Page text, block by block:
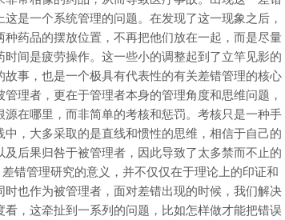
是一个系统管理的问题。在发现了这一现象之后，
药品的摆放位置，不再把他们放在一起，而是尽量
间是疲劳操作。这一些小的调整起到了立竿见影的
事，也是一个极具有代表性的有关差错管理的核心
理者，更在于管理者本身的管理角度和思维问题，
在哪里，而非简单的考核和惩罚。考核只是一种手
，大多采取的是直线和惯性的思维，相信于自己的
后果归咎于被管理者，因此导致了太多禁而不止的
错管理研究的意义，并不仅仅在于理论上的印证和
也作为被管理者，面对差错出现的时候，我们解决
，这牵扯到一系列的问题，比如怎样做才能把错误